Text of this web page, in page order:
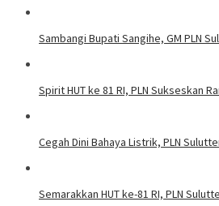
Sambangi Bupati Sangihe, GM PLN
Spirit HUT ke 81 RI, PLN Sukseskan
Cegah Dini Bahaya Listrik, PLN
Semarakkan HUT ke-81 RI, PLN